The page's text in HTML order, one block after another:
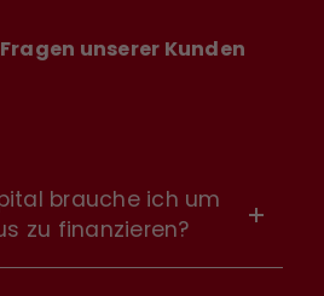
unserer Kunden
brauche ich um
zu finanzieren?